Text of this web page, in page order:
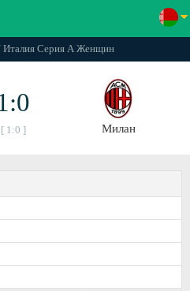
Италия Серия А Женщин
[ 1:0 ] Милан